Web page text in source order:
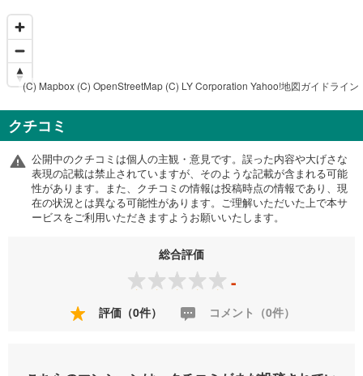
(C) Mapbox (C) OpenStreetMap (C) LY Corporation Yahoo!地図ガイドライン
クチコミ
公開中のクチコミは個人の主観・意見です。誤った内容や大げさな
表現の記載は禁止されていますが、そのような記載が含まれる可能
性があります。また、クチコミの情報は投稿時点の情報であり、現
在の状況とは異なる可能性があります。ご理解いただいた上で本サ
ービスをご利用いただきますようお願いいたします。
総合評価
-
評価（0件） コメント（0件）